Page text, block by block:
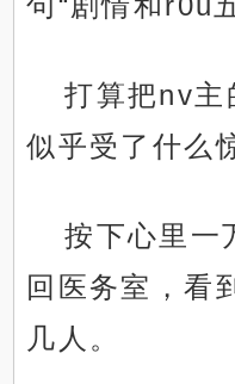
打算把nv主
似乎受了什么
按下心里一
回医务室，看
几人。